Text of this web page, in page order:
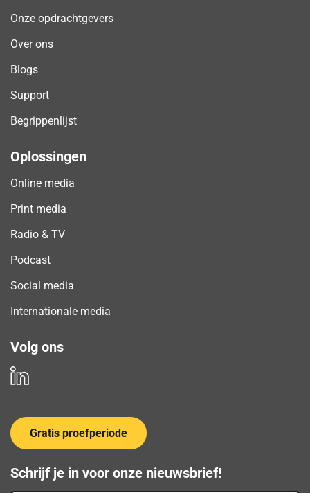
Onze opdrachtgevers
Over ons
Blogs
Support
Begrippenlijst
Oplossingen
Online media
Print media
Radio & TV
Podcast
Social media
Internationale media
Volg ons
Gratis proefperiode
Schrijf je in voor onze nieuwsbrief!